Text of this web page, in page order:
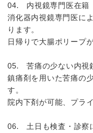
04. 内視鏡専門医在籍
消化器内視鏡専門医に
ります。
日帰りで大腸ポリープ
05. 苦痛の少ない内視
鎮痛剤を用いた苦痛の
す。
院内下剤が可能、プラ
06. 土日も検査・診察